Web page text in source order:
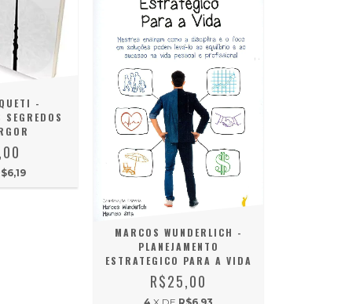
-
MARCOS WUNDERLICH -
PLANEJAMENTO
ESTRATEGICO PARA A VIDA
R$25,00